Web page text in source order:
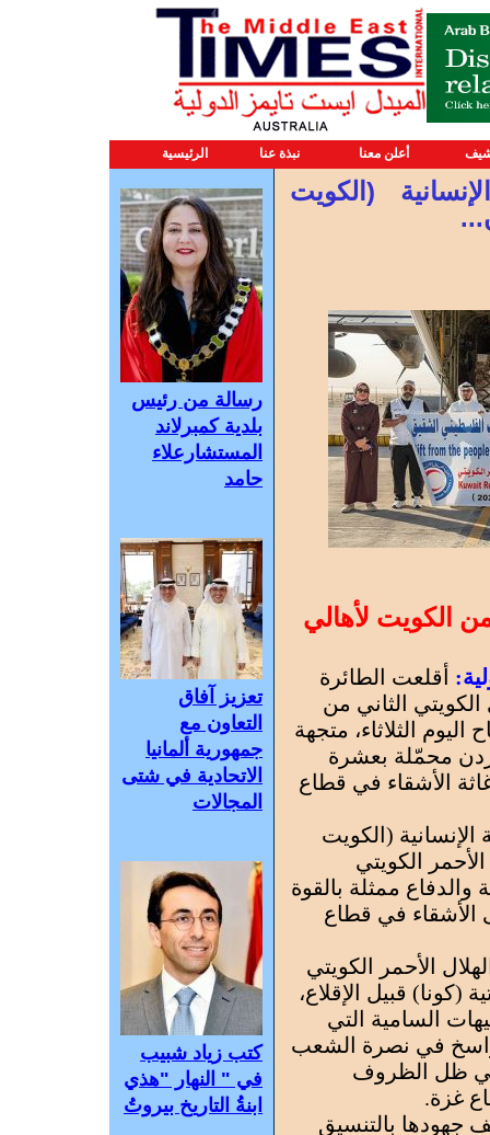
أعلن معنا نبذة عنا الرئيسية
(الكويت
الكويت لأهالي
أقلعت الطائرة
الثاني من
الثلاثاء، متجهة
محمّلة بعشرة
الأشقاء في قطاع
الإنسانية (الكويت
الكويتي
ممثلة بالقوة
الأشقاء في قطاع
الأحمر الكويتي
(كونا) قبيل الإقلاع،
السامية التي
في نصرة الشعب
في ظل الظروف
غزة.
جهودها بالتنسيق
رسالة من رئيس
بلدية كمبرلاند
المستشارعلاء
حامد
تعزيز آفاق
التعاون مع
جمهورية ألمانيا
الاتحادية في شتى
المجالات
كتب زياد شبيب
في " النهار "هذي
ابنةُ التاريخ بيروتُ